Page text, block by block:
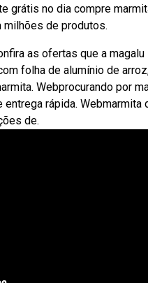
grátis no dia compre
de produtos.
as ofertas que a
folha de alumínio de
Webprocurando por
rápida. Webmarmita
de.